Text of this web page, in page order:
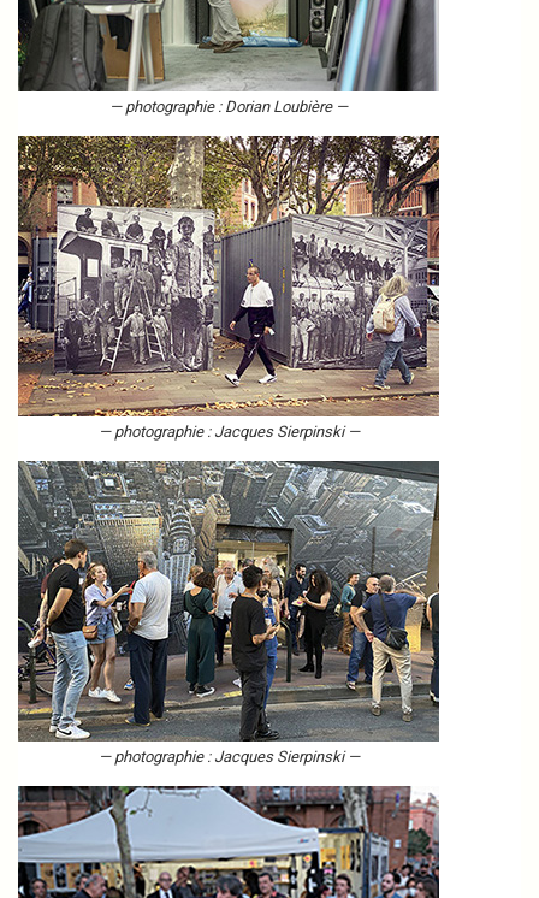
— photographie : Dorian Loubière —
— photographie : Jacques Sierpinski —
— photographie : Jacques Sierpinski —